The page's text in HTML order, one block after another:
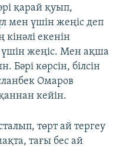
қарай қуып,
мен үшін жеңіс деп
кінәлі екенін
жеңіс. Мен ақша
көрсін, білсін
Омаров
кейін.
төрт ай тергеу
тағы бес ай